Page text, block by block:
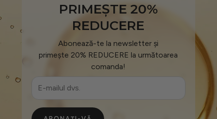
PRIMEȘTE 20%
REDUCERE
Abonează-te la newsletter și
primește 20% REDUCERE la următoarea
comanda!